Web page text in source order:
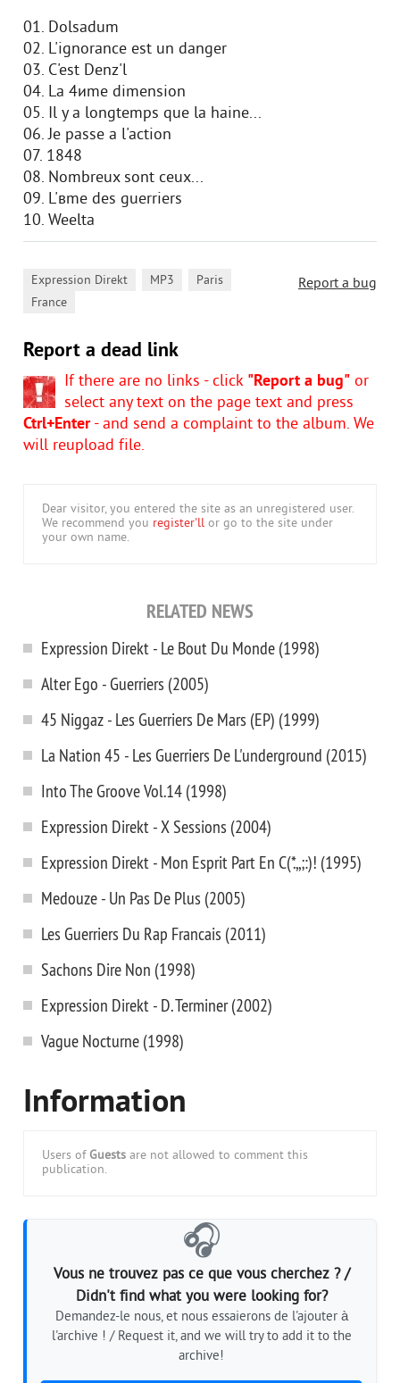
01. Dolsadum
02. L'ignorance est un danger
03. C'est Denz'l
04. La 4иme dimension
05. Il y a longtemps que la haine...
06. Je passe а l'action
07. 1848
08. Nombreux sont ceux...
09. L'вme des guerriers
10. Weelta
Report a bug
Expression Direkt MP3 Paris
France
Report a dead link
If there are no links - click "Report a bug" or
select any text on the page text and press
Ctrl+Enter- and send a complaint to the album. We
will reupload file.
Dear visitor, you entered the site as an unregistered user.
We recommend you register'll or go to the site under
your own name.
RELATED NEWS
Expression Direkt - Le Bout Du Monde (1998)
Alter Ego - Guerriers (2005)
45 Niggaz - Les Guerriers De Mars (EP) (1999)
La Nation 45 - Les Guerriers De L'underground (2015)
Into The Groove Vol.14 (1998)
Expression Direkt - X Sessions (2004)
Expression Direkt - Mon Esprit Part En C(*.,,;:)! (1995)
Medouze - Un Pas De Plus (2005)
Les Guerriers Du Rap Francais (2011)
Sachons Dire Non (1998)
Expression Direkt - D. Terminer (2002)
Vague Nocturne (1998)
Information
Users of Guests are not allowed to comment this
publication.
🎧
Vous ne trouvez pas ce que vous cherchez ? /
Didn't find what you were looking for?
Demandez-le nous, et nous essaierons de l'ajouter à
l'archive ! / Request it, and we will try to add it to the
archive!